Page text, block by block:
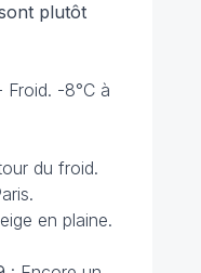
plutôt
Froid. -8°C à
du froid.
en plaine.